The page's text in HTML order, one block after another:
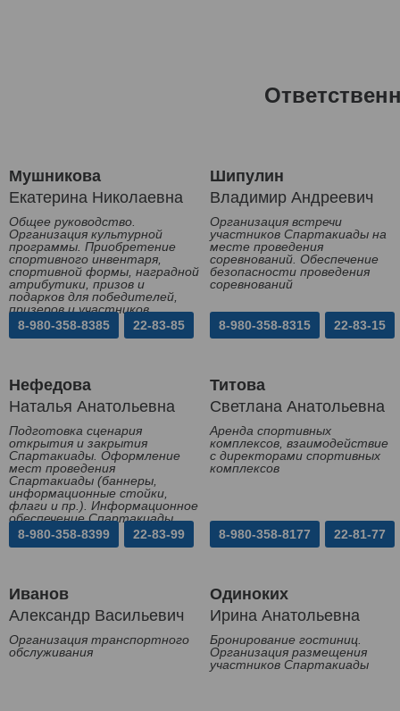
Мушникова
Екатерина Николаевна
Общее руководство.
Организация культурной
программы. Приобретение
спортивного инвентаря,
спортивной формы, наградной
атрибутики, призов и
подарков для победителей,
призеров и участников
Спартакиады
8-980-358-8385 22-83-85
Шипулин
Владимир Андреевич
Организация встречи
участников Спартакиады на
месте проведения
соревнований. Обеспечение
безопасности проведения
соревнований
8-980-358-8315 22-83-15
Нефедова
Наталья Анатольевна
Подготовка сценария
открытия и закрытия
Спартакиады. Оформление
мест проведения
Спартакиады (баннеры,
информационные стойки,
флаги и пр.). Информационное
обеспечение Спартакиады
8-980-358-8399
22-83-99
Титова
Светлана Анатольевна
Аренда спортивных
комплексов, взаимодействие
с директорами спортивных
комплексов
8-980-358-8177 22-81-77
Иванов
Александр Васильевич
Организация транспортного
обслуживания
Одиноких
Ирина Анатольевна
Бронирование гостиниц.
Организация размещения
участников Спартакиады